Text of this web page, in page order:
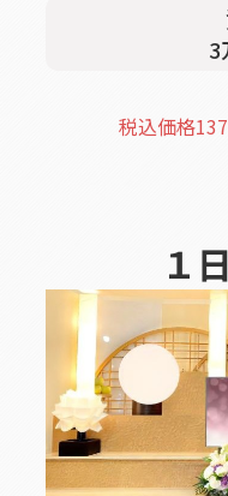
3
税込価格
１